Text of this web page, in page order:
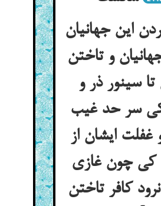
این جهانیان
و تاختن
تا سینور ذر و
سر حد غیب
ایشان از
کی چون غازی
کافر تاختن